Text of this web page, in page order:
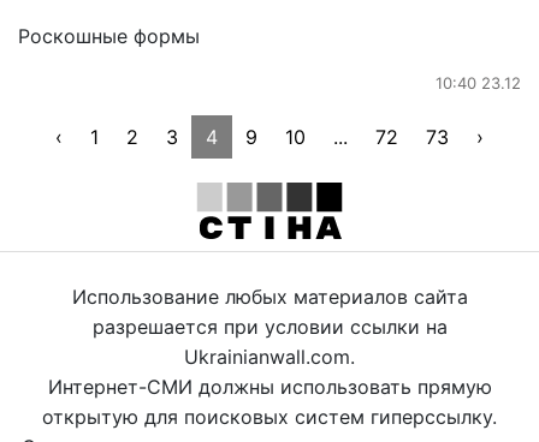
Роскошные формы
10:40 23.12
‹ 1 2 3 4 9 10 ... 72 73 ›
Использование любых материалов сайта
разрешается при условии ссылки на
Ukrainianwall.com.
Интернет-СМИ должны использовать прямую
открытую для поисковых систем гиперссылку.